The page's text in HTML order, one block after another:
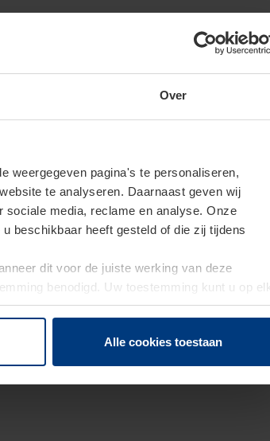
Over
weergegeven pagina's te personaliseren,
te analyseren. Daarnaast geven wij
sociale media, reclame en analyse. Onze
beschikbaar heeft gesteld of die zij tijdens
dit voor de juiste werking van deze
benodigd. Uw toestemming kunt u op elk
website wijzigen of herroepen.
Alle cookies toestaan